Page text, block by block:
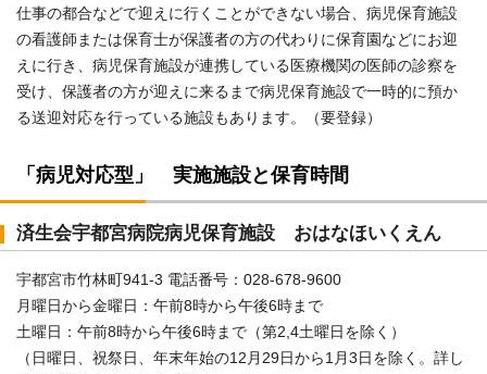
仕事の都合などで迎えに行くことができない場合、病児保育施設
の看護師または保育士が保護者の方の代わりに保育園などにお迎
えに行き、病児保育施設が連携している医療機関の医師の診察を
受け、保護者の方が迎えに来るまで病児保育施設で一時的に預か
る送迎対応を行っている施設もあります。（要登録）
「病児対応型」 実施施設と保育時間
済生会宇都宮病院病児保育施設 おはなほいくえん
宇都宮市竹林町941-3 電話番号：028-678-9600
月曜日から金曜日：午前8時から午後6時まで
土曜日：午前8時から午後6時まで（第2,4土曜日を除く）
（日曜日、祝祭日、年末年始の12月29日から1月3日を除く。詳し